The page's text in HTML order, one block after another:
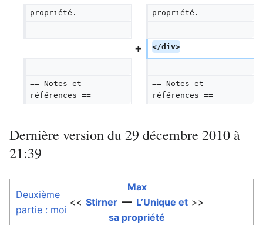
propriété. propriété.
</div>
== Notes et
références ==
== Notes et
références ==
Dernière version du 29 décembre 2010 à
21:39
Deuxième
partie : moi
<<
Max
Stirner — L’Unique et
sa propriété
>>